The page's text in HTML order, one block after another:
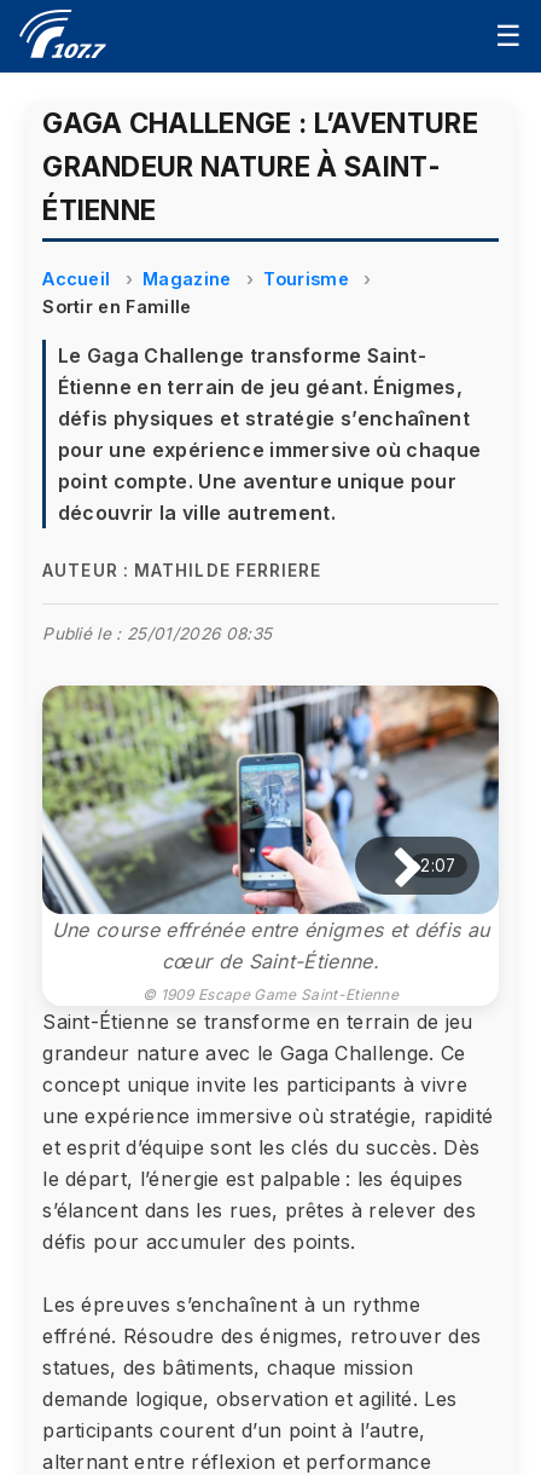
☰
GAGA CHALLENGE : L’AVENTURE
GRANDEUR NATURE À SAINT-
ÉTIENNE
Accueil Magazine
Tourisme
Sortir en Famille
Le Gaga Challenge transforme Saint-
Étienne en terrain de jeu géant. Énigmes,
défis physiques et stratégie s’enchaînent
pour une expérience immersive où chaque
point compte. Une aventure unique pour
découvrir la ville autrement.
AUTEUR : MATHILDE FERRIERE
Publié le : 25/01/2026 08:35
2:07
Une course effrénée entre énigmes et défis au
cœur de Saint-Étienne.
© 1909 Escape Game Saint-Etienne
Saint-Étienne se transforme en terrain de jeu
grandeur nature avec le Gaga Challenge. Ce
concept unique invite les participants à vivre
une expérience immersive où stratégie, rapidité
et esprit d’équipe sont les clés du succès. Dès
le départ, l’énergie est palpable : les équipes
s’élancent dans les rues, prêtes à relever des
défis pour accumuler des points.
Les épreuves s’enchaînent à un rythme
effréné. Résoudre des énigmes, retrouver des
statues, des bâtiments, chaque mission
demande logique, observation et agilité. Les
participants courent d’un point à l’autre,
alternant entre réflexion et performance